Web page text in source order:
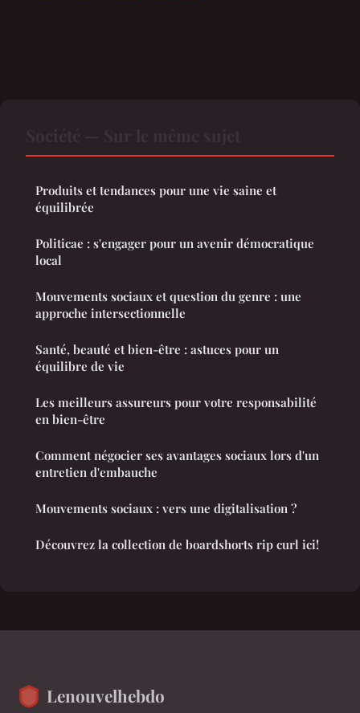
Produits et tendances pour une vie saine et
équilibrée
Politicae : s'engager pour un avenir démocratique
local
Mouvements sociaux et question du genre : une
approche intersectionnelle
Santé, beauté et bien-être : astuces pour un
équilibre de vie
Les meilleurs assureurs pour votre responsabilité
en bien-être
Comment négocier ses avantages sociaux lors d'un
entretien d'embauche
Mouvements sociaux : vers une digitalisation ?
Découvrez la collection de boardshorts rip curl ici!
Lenouvelhebdo